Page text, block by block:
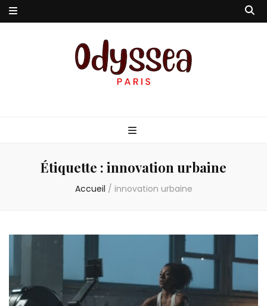
Étiquette : innovation urbaine
Accueil / innovation urbaine